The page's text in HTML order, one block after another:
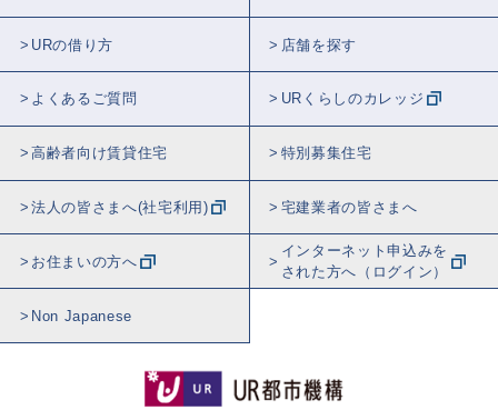
URの借り方 店舗を探す
よくあるご質問 URくらしのカレッジ
高齢者向け賃貸住宅 特別募集住宅
法人の皆さまへ(社宅利用) 宅建業者の皆さまへ
お住まいの方へ
インターネット申込みを
された方へ（ログイン）
Non Japanese